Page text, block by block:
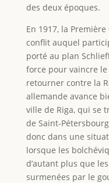
des deux époques.
En 1917, la
conflit auquel
porté au plan
force pour vaincre le
retourner contre la
allemande avance
ville de Riga, qui se
de Saint-
donc dans une
lorsque les
d’autant plus que
surmenées par le